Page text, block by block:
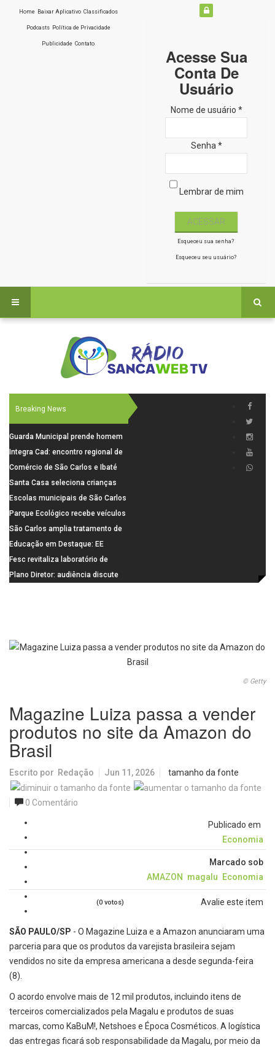
Home Baixar Aplicativo Classificados
Podcasts Política de Privacidade
Publicidade Contato
Acesse Sua
Conta De
Usuário
Nome de usuário *
Senha *
Lembrar de mim
Esqueceu sua senha?
Esqueceu seu usuário?
Breaking News
Guarda Municipal prende homem
por tentativa de furto em CEMEI
após cerco em São Carlos
Integra Cad: encontro regional de
segurança púbica será realizado
dia 10 de agosto em São Carlos
Comércio de São Carlos e Ibaté
terá horário especial para o dia
dos Pais
Santa Casa seleciona crianças
para pesquisa sobre dor de
crescimento
Escolas municipais de São Carlos
superam média Nacional do IDEB
Parque Ecológico recebe veículos
elétricos e moderniza rotina de
manejo dos animais
São Carlos amplia tratamento de
resíduos de saúde com autoclave
de última geração
Educação em Destaque: EE
Visconde da Cunha Bueno, em
Santa Eudóxia, alcança nota 7,8
Fesc revitaliza laboratório de
informática da Emeb Ulysses
Plano Diretor: audiência discute
© Getty
Magazine Luiza passa a vender
produtos no site da Amazon do
Brasil
Escrito por Redação Jun 11, 2026 tamanho da fonte
0 Comentário
Publicado em
Economia
Marcado sob
AMAZON
magalu Economia
Avalie este item
(0 votos)
SÃO PAULO/SP - O Magazine Luiza e a Amazon anunciaram uma
parceria para que os produtos da varejista brasileira sejam
vendidos no site da empresa americana a desde segunda-feira
(8).
O acordo envolve mais de 12 mil produtos, incluindo itens de
terceiros comercializados pela Magalu e produtos de suas
marcas, como KaBuM!, Netshoes e Época Cosméticos. A logística
das entregas ficará sob responsabilidade da Magalu, por meio da